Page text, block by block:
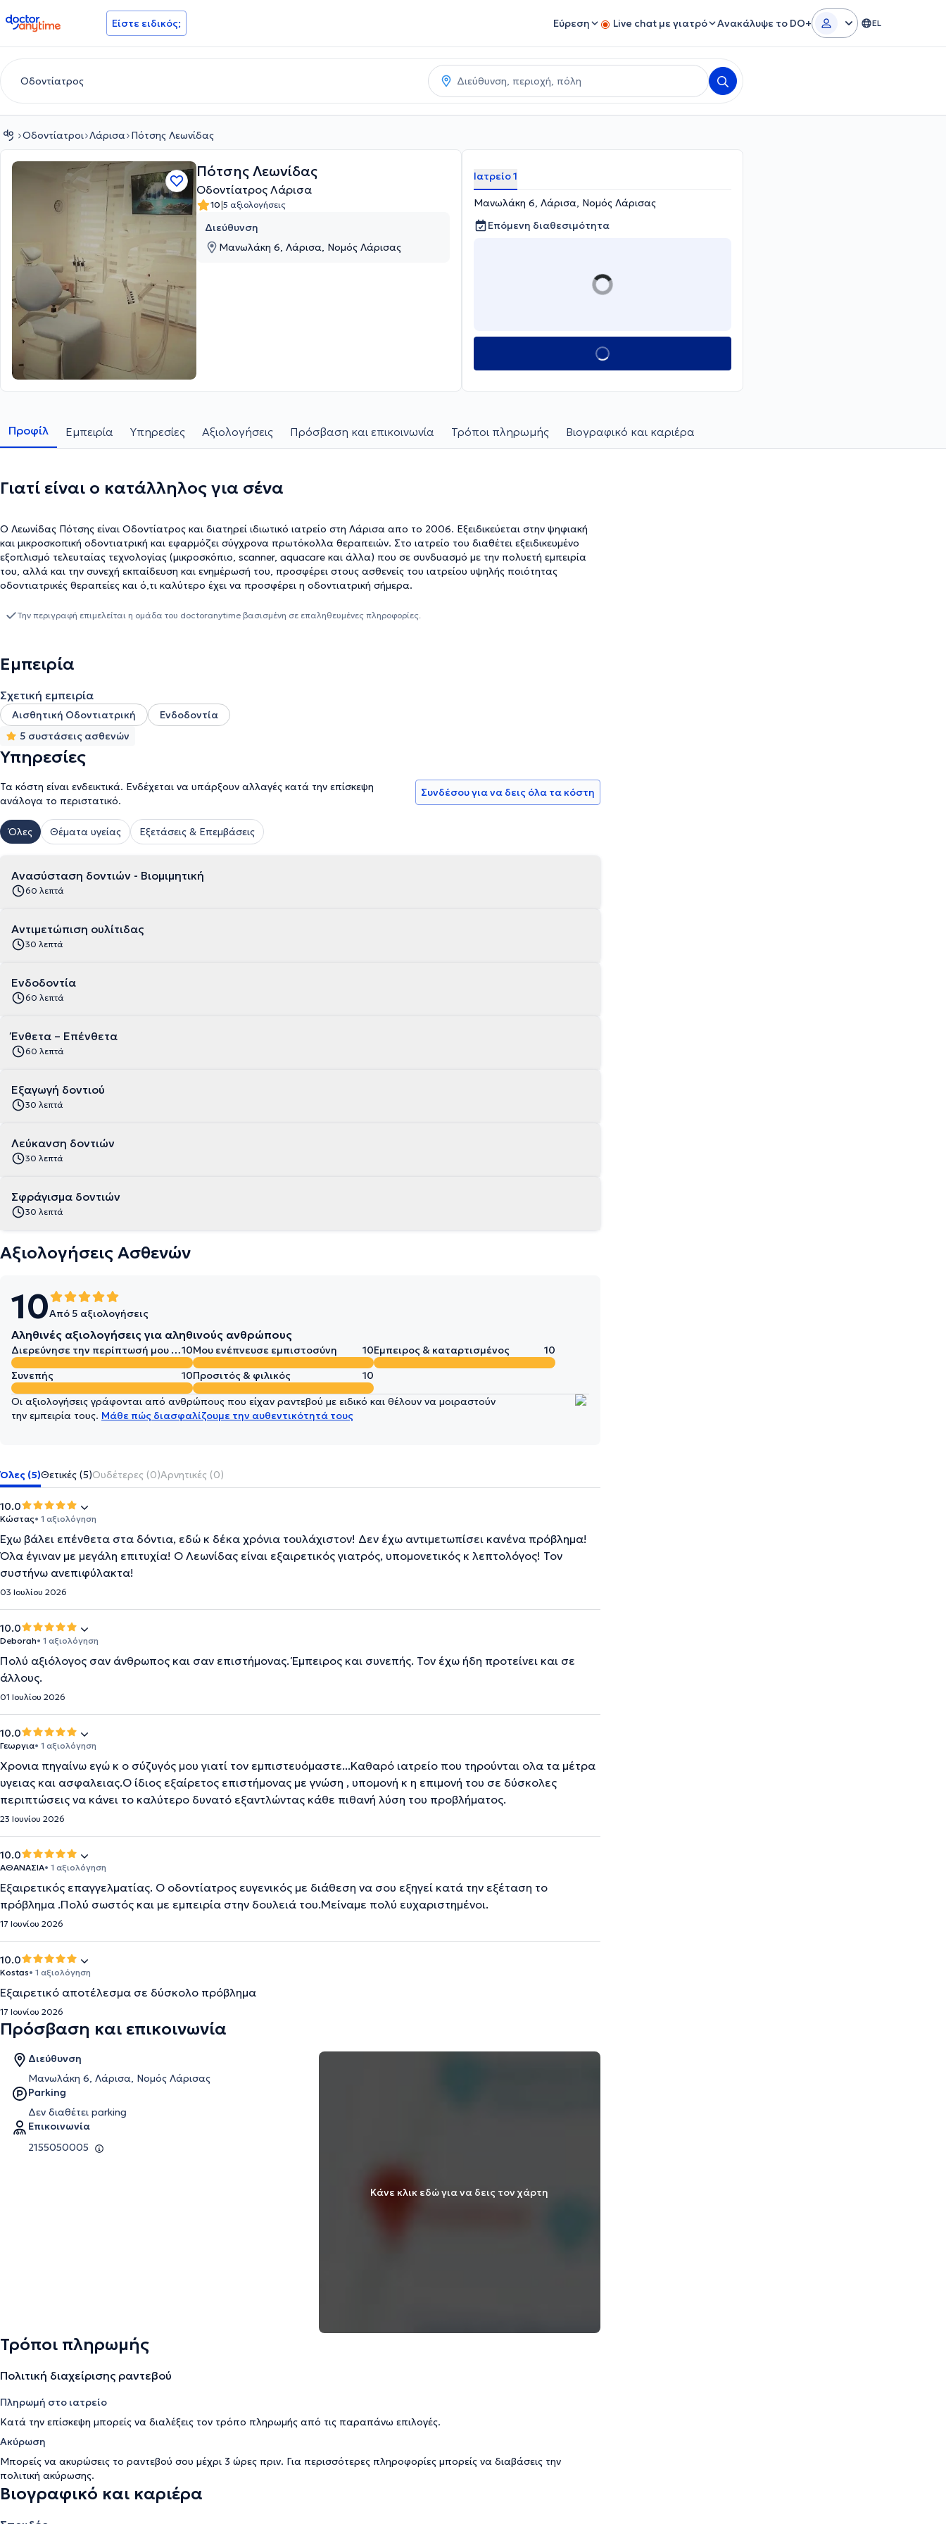
doctoranytime Είστε ειδικός; Εύρεση Live chat με γιατρό Ανακάλυψε το DO+ EL
Οδοντίατροι Λάρισα Πότσης Λεωνίδας
Πότσης Λεωνίδας
Οδοντίατρος Λάρισα
10|5 αξιολογήσεις
Διεύθυνση
Μανωλάκη 6, Λάρισα, Νομός Λάρισας
Ιατρείο 1
Μανωλάκη 6, Λάρισα, Νομός Λάρισας
Επόμενη διαθεσιμότητα
Προφίλ Εμπειρία Υπηρεσίες Αξιολογήσεις Πρόσβαση και επικοινωνία Τρόποι πληρωμής Βιογραφικό και καριέρα
Γιατί είναι ο κατάλληλος για σένα
Ο Λεωνίδας Πότσης είναι Οδοντίατρος και διατηρεί ιδιωτικό ιατρείο στη Λάρισα απο το 2006. Εξειδικεύεται στην ψηφιακή
και μικροσκοπική οδοντιατρική και εφαρμόζει σύγχρονα πρωτόκολλα θεραπειών. Στο ιατρείο του διαθέτει εξειδικευμένο
εξοπλισμό τελευταίας τεχνολογίας (μικροσκόπιο, scanner, aquacare και άλλα) που σε συνδυασμό με την πολυετή εμπειρία
του, αλλά και την συνεχή εκπαίδευση και ενημέρωσή του, προσφέρει στους ασθενείς του ιατρείου υψηλής ποιότητας
οδοντιατρικές θεραπείες και ό,τι καλύτερο έχει να προσφέρει η οδοντιατρική σήμερα.
Την περιγραφή επιμελείται η ομάδα του doctoranytime βασισμένη σε επαληθευμένες πληροφορίες.
Εμπειρία
Σχετική εμπειρία
Αισθητική Οδοντιατρική
Ενδοδοντία
5 συστάσεις ασθενών
Υπηρεσίες
Τα κόστη είναι ενδεικτικά. Ενδέχεται να υπάρξουν αλλαγές κατά την επίσκεψη
ανάλογα το περιστατικό.
Συνδέσου για να δεις όλα τα κόστη
Όλες Θέματα υγείας Εξετάσεις & Επεμβάσεις
Ανασύσταση δοντιών - Βιομιμητική
60 λεπτά
Αντιμετώπιση ουλίτιδας
30 λεπτά
Ενδοδοντία
60 λεπτά
Ένθετα – Επένθετα
60 λεπτά
Εξαγωγή δοντιού
30 λεπτά
Λεύκανση δοντιών
30 λεπτά
Σφράγισμα δοντιών
30 λεπτά
Αξιολογήσεις Ασθενών
10Από 5 αξιολογήσεις
Αληθινές αξιολογήσεις για αληθινούς ανθρώπους
Διερεύνησε την περίπτωσή μου σε βάθος10Μου ενέπνευσε εμπιστοσύνη 10Έμπειρος & καταρτισμένος
10
Συνεπής
10Προσιτός & φιλικός 10
Οι αξιολογήσεις γράφονται από ανθρώπους που είχαν ραντεβού με ειδικό και θέλουν να μοιραστούν
την εμπειρία τους. Μάθε πώς διασφαλίζουμε την αυθεντικότητά τους
Όλες (5)Θετικές (5)Ουδέτερες (0)Αρνητικές (0)
10.0
Κώστας• 1 αξιολόγηση
Έχω βάλει επένθετα στα δόντια, εδώ κ δέκα χρόνια τουλάχιστον! Δεν έχω αντιμετωπίσει κανένα πρόβλημα!
Όλα έγιναν με μεγάλη επιτυχία! Ο Λεωνίδας είναι εξαιρετικός γιατρός, υπομονετικός κ λεπτολόγος! Τον
συστήνω ανεπιφύλακτα!
03 Ιουλίου 2026
10.0
Deborah• 1 αξιολόγηση
Πολύ αξιόλογος σαν άνθρωπος και σαν επιστήμονας. Έμπειρος και συνεπής. Τον έχω ήδη προτείνει και σε
άλλους.
01 Ιουλίου 2026
10.0
Γεωργια• 1 αξιολόγηση
Χρονια πηγαίνω εγώ κ ο σύζυγός μου γιατί τον εμπιστευόμαστε...Καθαρό ιατρείο που τηρούνται ολα τα μέτρα
υγειας και ασφαλειας.Ο ίδιος εξαίρετος επιστήμονας με γνώση , υπομονή κ η επιμονή του σε δύσκολες
περιπτώσεις να κάνει το καλύτερο δυνατό εξαντλώντας κάθε πιθανή λύση του προβλήματος.
23 Ιουνίου 2026
10.0
ΑΘΑΝΑΣΙΑ• 1 αξιολόγηση
Εξαιρετικός επαγγελματίας. Ο οδοντίατρος ευγενικός με διάθεση να σου εξηγεί κατά την εξέταση το
πρόβλημα .Πολύ σωστός και με εμπειρία στην δουλειά του.Μείναμε πολύ ευχαριστημένοι.
17 Ιουνίου 2026
10.0
Kostas• 1 αξιολόγηση
Εξαιρετικό αποτέλεσμα σε δύσκολο πρόβλημα
17 Ιουνίου 2026
Πρόσβαση και επικοινωνία
Διεύθυνση
Μανωλάκη 6, Λάρισα, Νομός Λάρισας
Parking
Δεν διαθέτει parking
Επικοινωνία
2155050005
Κάνε κλικ εδώ για να δεις τον χάρτη
Τρόποι πληρωμής
Πολιτική διαχείρισης ραντεβού
Πληρωμή στο ιατρείο
Κατά την επίσκεψη μπορείς να διαλέξεις τον τρόπο πληρωμής από τις παραπάνω επιλογές.
Ακύρωση
Μπορείς να ακυρώσεις το ραντεβού σου μέχρι 3 ώρες πριν. Για περισσότερες πληροφορίες μπορείς να διαβάσεις την
πολιτική ακύρωσης.
Βιογραφικό και καριέρα